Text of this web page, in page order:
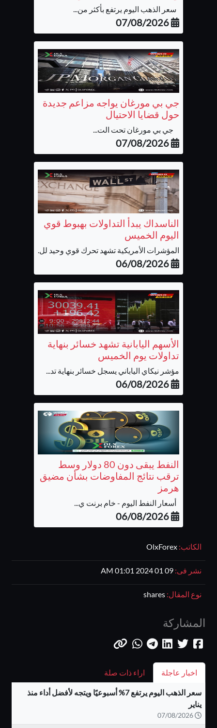
الكاتب:
نشر فى:
نوع المقال:
المشاركة
اخبار عاجلة اراء ذات صلة
سعر الذهب اليوم يرتفع 7% أسبوعيًا ويتجه لأفضل أداء منذ
يناير
سعر الذهب اليوم يرتفع بأكثر من...
07/08/2026
جي بي مورغان يواجه مزاعم جديدة
حول قضايا الاحتيال
جي بي مورغان تحت الت...
07/08/2026
الناسداك يبدأ التداولات بهبوط قوي
اليوم الخميس
المؤشرات الأمريكية تشهد تحرك قوي وحيد لل...
06/08/2026
الأسهم اليابانية تشهد خسائر بنهاية
تداولات يوم الخميس
مؤشر نيكاي الياباني يسجل خسائر بنهاية تد...
06/08/2026
النفط يبقى دون 80 دولار وسط
ترقب نتائج المفاوضات بشأن مضيق
هرمز
أسعار النفط اليوم - خام برنت ي...
06/08/2026